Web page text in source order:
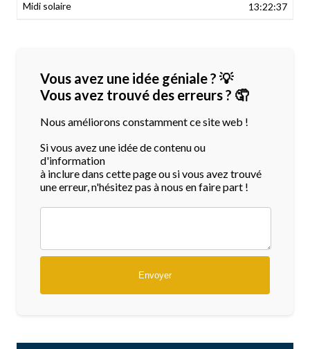
13:22:37
Vous avez une idée géniale ? 💡
Vous avez trouvé des erreurs ? 🤦
Nous améliorons constamment ce site web !
Si vous avez une idée de contenu ou
d'information
à inclure dans cette page ou si vous avez trouvé
une erreur, n'hésitez pas à nous en faire part !